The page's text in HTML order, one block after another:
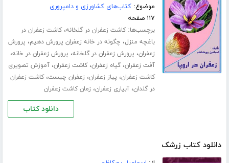
موضوع:کتاب‌های کشاورزی و دامپروری
۱۱۷ صفحه
برچسب‌ها:کاشت زعفران در گلخانه،کاشت زعفران در
باغچه منزل، چگونه در خانه زعفران پرورش دهیم، پرورش
زعفران، پرورش زعفران در گلخانه، پرورش زعفران در خانه،
آفت زعفران،گیاه زعفران،کاشت زعفران،آموزش تصویری
کاشت زعفران، پیاز زعفران، زعفران چیست،کاشت زعفران
در گلدان،آبیاری زعفران، زمان کاشت زعفران
دانلود کتاب
دانلود کتاب زرشک